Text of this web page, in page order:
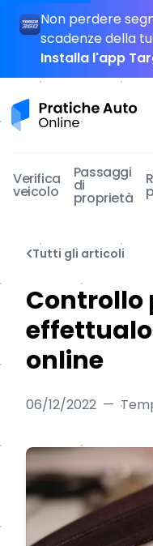
Non perdere
scadenze della
Installa l'app
Pratiche Auto Online
Verifica
veicolo
Passaggi
di
proprietà
Tutti gli articoli
Controllo
online
06/12/2022 —